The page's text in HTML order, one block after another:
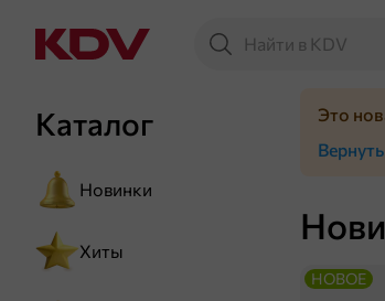
Каталог
Новинки
Хиты
НОВОЕ
Это